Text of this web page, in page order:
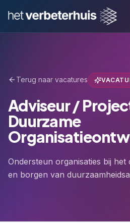
Terug naar vacatures
Adviseur /
Duurzame
Ondersteun organisaties bij
en borgen van